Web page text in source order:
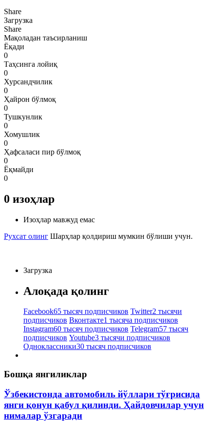
Share
Загрузка
Share
Мақоладан таъсирланиш
Ёқади
0
Таҳсинга лойиқ
0
Хурсандчилик
0
Ҳайрон бўлмоқ
0
Тушкунлик
0
Хомушлик
0
Ҳафсаласи пир бўлмоқ
0
Ёқмайди
0
0 изоҳлар
Изоҳлар мавжуд емас
Рухсат олинг Шарҳлар қолдириш мумкин бўлиши учун.
Загрузка
Алоқада қолинг
Facebook65 тысяч подписчиков Twitter2 тысячи
подписчиков Вконтакте1 тысяча подписчиков
Instagram60 тысяч подписчиков Telegram57 тысяч
подписчиков Youtube3 тысячи подписчиков
Одноклассники30 тысяч подписчиков
Бошқа янгиликлар
Ўзбекистонда автомобиль йўллари тўғрисида
янги қонун қабул қилинди. Ҳайдовчилар учун
нималар ўзгаради